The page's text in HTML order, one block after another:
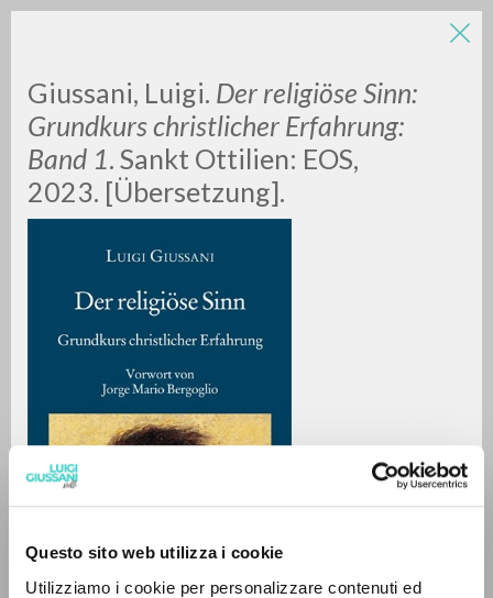
Questo sito web utilizza i cookie
Utilizziamo i cookie per personalizzare contenuti ed
Giussani, Luigi. Der religiöse Sinn:
Grundkurs christlicher Erfahrung:
Band 1. Sankt Ottilien: EOS,
2023. [Übersetzung].
LUIGI
GIUSSANI